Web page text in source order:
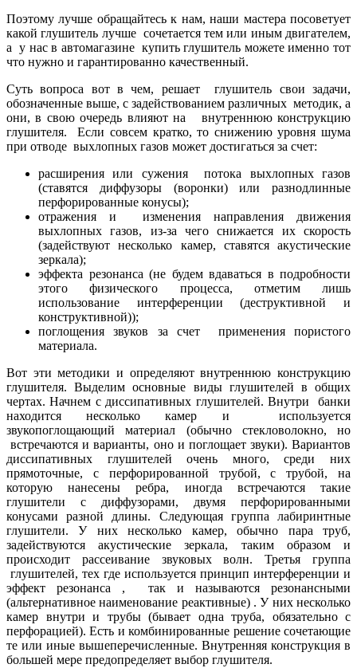
Поэтому лучше обращайтесь к нам, наши мастера посоветует
какой глушитель лучше сочетается тем или иным двигателем,
а у нас в автомагазине купить глушитель можете именно тот
что нужно и гарантированно качественный.
Суть вопроса вот в чем, решает глушитель свои задачи,
обозначенные выше, с задействованием различных методик, а
они, в свою очередь влияют на внутреннюю конструкцию
глушителя. Если совсем кратко, то снижению уровня шума
при отводе выхлопных газов может достигаться за счет:
расширения или сужения потока выхлопных газов
(ставятся диффузоры (воронки) или разнодлинные
перфорированные конусы);
отражения и изменения направления движения
выхлопных газов, из-за чего снижается их скорость
(задействуют несколько камер, ставятся акустические
зеркала);
эффекта резонанса (не будем вдаваться в подробности
этого физического процесса, отметим лишь
использование интерференции (деструктивной и
конструктивной));
поглощения звуков за счет применения пористого
материала.
Вот эти методики и определяют внутреннюю конструкцию
глушителя. Выделим основные виды глушителей в общих
чертах. Начнем с диссипативных глушителей. Внутри банки
находится несколько камер и используется
звукопоглощающий материал (обычно стекловолокно, но
встречаются и варианты, оно и поглощает звуки). Вариантов
диссипативных глушителей очень много, среди них
прямоточные, с перфорированной трубой, с трубой, на
которую нанесены ребра, иногда встречаются такие
глушители с диффузорами, двумя перфорированными
конусами разной длины. Следующая группа лабиринтные
глушители. У них несколько камер, обычно пара труб,
задействуются акустические зеркала, таким образом и
происходит рассеивание звуковых волн. Третья группа
глушителей, тех где используется принцип интерференции и
эффект резонанса , так и называются резонансными
(альтернативное наименование реактивные) . У них несколько
камер внутри и трубы (бывает одна труба, обязательно с
перфорацией). Есть и комбинированные решение сочетающие
те или иные вышеперечисленные. Внутренняя конструкция в
большей мере предопределяет выбор глушителя.